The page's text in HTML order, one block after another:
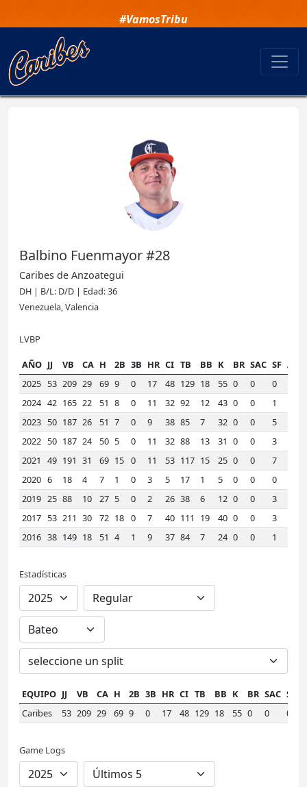
#VamosTribu
Balbino Fuenmayor #28
Caribes de Anzoategui
DH | B/L: D/D | Edad: 36
Venezuela, Valencia
LVBP
AÑO JJ VB CA H 2B 3B HR CI TB BB K BR SAC SF AVE
2025 53 209 29 69 9 0 17 48 129 18 55 0 0 0
2024 42 165 22 51 8 0 11 32 92 12 43 0 0 1
2023 50 187 26 51 7 0 9 38 85 7 32 0 0 5
2022 50 187 24 50 5 0 11 32 88 13 31 0 0 3
2021
49 191 31 69 15 0 11 53 117 15 25 0 0 7
2020 6 18 4 7 1 0 3 5 17 1 5 0 0 0
2019 25 88 10 27 5 0 2 26 38 6 12 0 0 3
2017 53 211 30 72 18 0 7 40 111 19 40 0 0 3
2016 38 149 18 51 4 1 9 37 84 7 24 0 0 1
Estadísticas
EQUIPO JJ VB CA H 2B 3B HR CI TB BB K BR SAC SF
Caribes
53 209 29 69 9 0 17 48 129 18 55 0 0 0
Game Logs